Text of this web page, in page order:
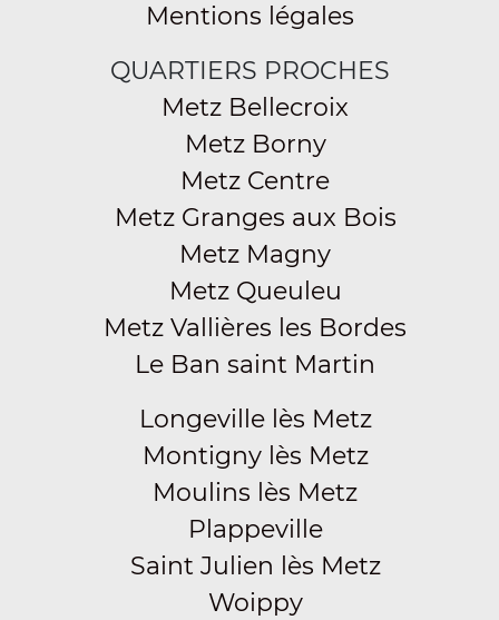
Mentions légales
QUARTIERS PROCHES
Metz Bellecroix
Metz Borny
Metz Centre
Metz Granges aux Bois
Metz Magny
Metz Queuleu
Metz Vallières les Bordes
Le Ban saint Martin
Longeville lès Metz
Montigny lès Metz
Moulins lès Metz
Plappeville
Saint Julien lès Metz
Woippy